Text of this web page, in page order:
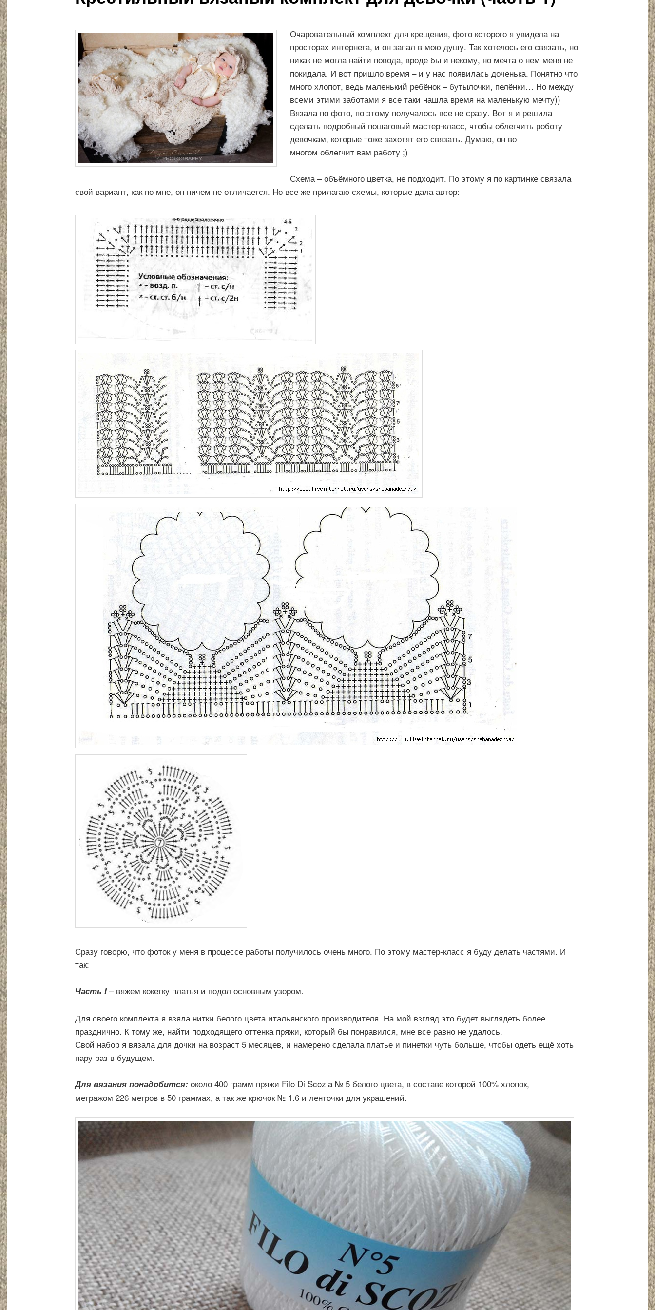
Очаровательный комплект для крещения, фото которого я увидела на
просторах интернета, и он запал в мою душу. Так хотелось его связать, но
никак не могла найти повода, вроде бы и некому, но мечта о нём меня не
покидала. И вот пришло время – и у нас появилась доченька. Понятно что
много хлопот, ведь маленький ребёнок – бутылочки, пелёнки… Но между
всеми этими заботами я все таки нашла время на маленькую мечту))
Вязала по фото, по этому получалось все не сразу. Вот я и решила
сделать подробный пошаговый мастер-класс, чтобы облегчить роботу
девочкам, которые тоже захотят его связать. Думаю, он во
многом облегчит вам работу ;)
Схема – объёмного цветка, не подходит. По этому я по картинке связала
свой вариант, как по мне, он ничем не отличается. Но все же прилагаю схемы, которые дала автор:
Сразу говорю, что фоток у меня в процессе работы получилось очень много. По этому мастер-класс я буду делать частями. И
так:
Часть I– вяжем кокетку платья и подол основным узором.
Для своего комплекта я взяла нитки белого цвета итальянского производителя. На мой взгляд это будет выглядеть более
празднично. К тому же, найти подходящего оттенка пряжи, который бы понравился, мне все равно не удалось.
Свой набор я вязала для дочки на возраст 5 месяцев, и намерено сделала платье и пинетки чуть больше, чтобы одеть ещё хоть
пару раз в будущем.
Для вязания понадобится: около 400 грамм пряжи Filo Di Scozia № 5 белого цвета, в составе которой 100% хлопок,
метражом 226 метров в 50 граммах, а так же крючок № 1.6 и ленточки для украшений.